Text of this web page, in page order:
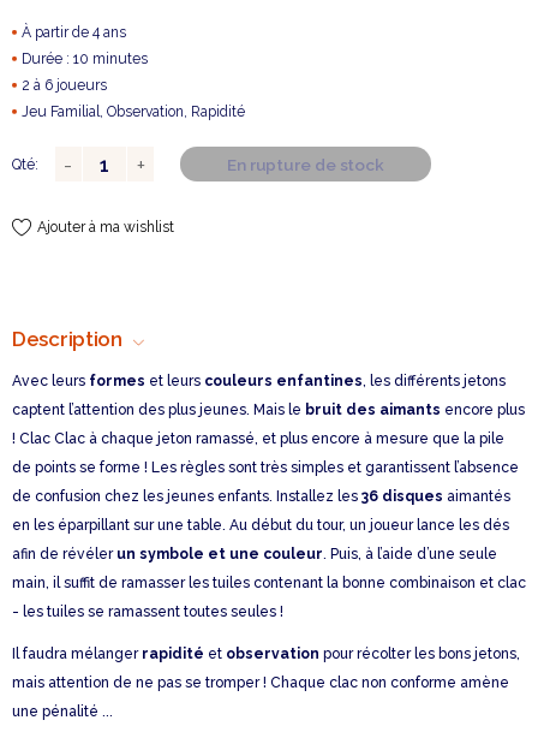
À partir de 4 ans
Durée : 10 minutes
2 à 6 joueurs
Jeu Familial, Observation, Rapidité
Qté: En rupture de stock
Ajouter à ma wishlist
Description
Avec leurs formes et leurs couleurs enfantines, les différents jetons
captent l’attention des plus jeunes. Mais le bruit des aimants encore plus
! Clac Clac à chaque jeton ramassé, et plus encore à mesure que la pile
de points se forme ! Les règles sont très simples et garantissent l’absence
de confusion chez les jeunes enfants. Installez les 36 disques aimantés
en les éparpillant sur une table. Au début du tour, un joueur lance les dés
afin de révéler un symbole et une couleur. Puis, à l’aide d’une seule
main, il suffit de ramasser les tuiles contenant la bonne combinaison et clac
- les tuiles se ramassent toutes seules !
Il faudra mélanger rapidité et observation pour récolter les bons jetons,
mais attention de ne pas se tromper ! Chaque clac non conforme amène
une pénalité ...